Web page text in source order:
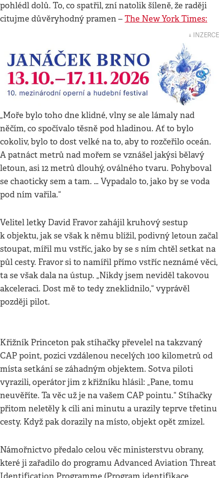
pohlédl dolů. To, co spatřil, zní natolik šíleně, že raději
citujme důvěryhodný pramen –The New York Times:
↓ INZERCE
„Moře bylo toho dne klidné, vlny se ale lámaly nad
něčím, co spočívalo těsně pod hladinou. Ať to bylo
cokoliv, bylo to dost velké na to, aby to rozčeřilo oceán.
A patnáct metrů nad mořem se vznášel jakýsi bělavý
letoun, asi 12 metrů dlouhý, oválného tvaru. Pohyboval
se chaoticky sem a tam. … Vypadalo to, jako by se voda
pod ním vařila.“
Velitel letky David Fravor zahájil kruhový sestup
k objektu, jak se však k němu blížil, podivný letoun začal
stoupat, mířil mu vstříc, jako by se s ním chtěl setkat na
půl cesty. Fravor si to namířil přímo vstříc neznámé věci,
ta se však dala na ústup. „Nikdy jsem neviděl takovou
akceleraci. Dost mě to tedy zneklidnilo,“ vyprávěl
později pilot.
Křižník Princeton pak stíhačky převelel na takzvaný
CAP point, pozici vzdálenou necelých 100 kilometrů od
místa setkání se záhadným objektem. Sotva piloti
vyrazili, operátor jim z křižníku hlásil: „Pane, tomu
neuvěříte. Ta věc už je na vašem CAP pointu.“ Stíhačky
přitom neletěly k cíli ani minutu a urazily teprve třetinu
cesty. Když pak dorazily na místo, objekt opět zmizel.
Námořnictvo předalo celou věc ministerstvu obrany,
které ji zařadilo do programu Advanced Aviation Threat